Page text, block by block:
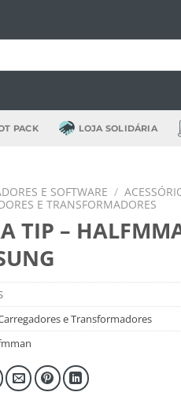
PACK LOJA SOLIDÁRIA
E SOFTWARE /
E TRANSFORMADORES
TIP –
e Transformadores